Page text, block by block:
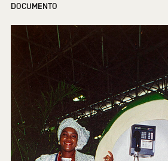
DOCUMENTO